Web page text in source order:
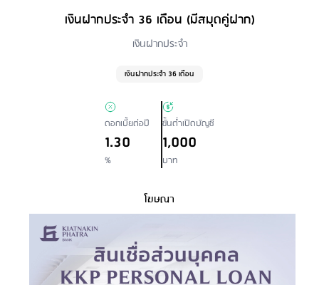
เงินฝากประจำ 36 เดือน (มีสมุดคู่ฝาก)
เงินฝากประจำ
เงินฝากประจำ 36 เดือน
ดอกเบี้ยต่อปี
1.30
%
ขั้นต่ำเปิดบัญชี
1,000
บาท
โฆษณา